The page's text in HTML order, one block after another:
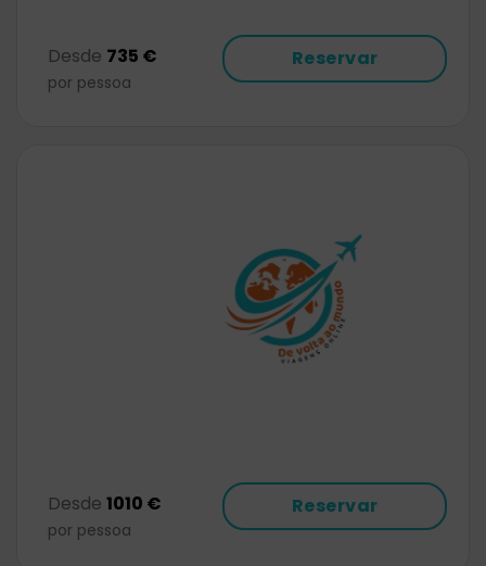
Desde 735 €
por pessoa
Reservar
Desde 1010 €
por pessoa
Reservar